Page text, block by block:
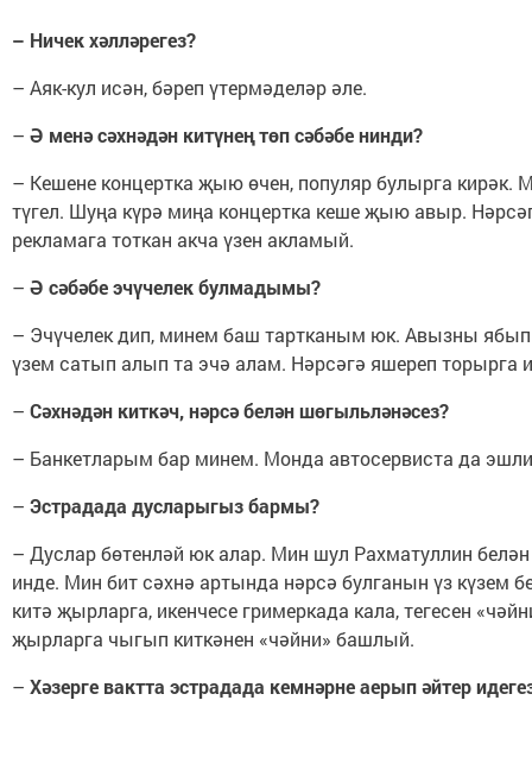
– Ничек хәлләрегез?
– Аяк-кул исән, бәреп үтермәделәр әле.
– Ә менә сәхнәдән китүнең төп сәбәбе нинди?
– Кешене концертка җыю өчен, популяр булырга кирәк.
түгел. Шуңа күрә миңа концертка кеше җыю авыр.
рекламага тоткан акча үзен акламый.
– Ә сәбәбе эчүчелек булмадымы?
– Эчүчелек дип, минем баш тартканым юк. Авызны
үзем сатып алып та эчә алам. Нәрсәгә яшереп торырга
– Сәхнәдән киткәч, нәрсә белән шөгыльләнәсез?
– Банкетларым бар минем. Монда автосервиста да
– Эстрадада дусларыгыз бармы?
– Дуслар бөтенләй юк алар. Мин шул Рахматуллин
инде. Мин бит сәхнә артында нәрсә булганын үз күзем
китә җырларга, икенчесе гримеркада кала, тегесен
җырларга чыгып киткәнен «чәйни» башлый.
– Хәзерге вактта эстрадада кемнәрне аерып әйтер